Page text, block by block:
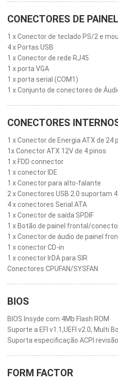
CONECTORES DE
1 x Conector de teclado PS/2 e
4 x Portas USB
1 x Conector de rede RJ45
1 x porta VGA
1 x porta serial (COM1)
1 x Conjunto de conectores de
CONECTORES
1 x Conector de Energia ATX de 24
1x Conector ATX 12V de 4 pinos
1 x FDD connector
1 x conector IDE
1 x Conector para alto-falante
2 x Conectores USB 2.0 suportam
4 x conectores Serial ATA
1 x Conector de saída SPDIF
1 x Botão de painel frontal/
1 x Conector de áudio de painel
1 x conector CD-in
1 x conector IrDA para SIR
Conectores CPUFAN/SYSFAN
BIOS
BIOS Insyde com 4Mb Flash ROM
Suporte a EFI v1.1,UEFI v2.0, Multi
Suporta especificação ACPI
FORM FACTOR